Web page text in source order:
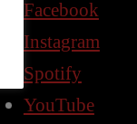
Facebook
Instagram
Spotify
YouTube